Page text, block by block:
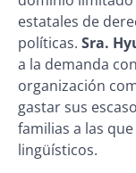
estatales de
políticas. Sra.
a la demanda
organización
gastar sus
familias a las
lingüísticos.